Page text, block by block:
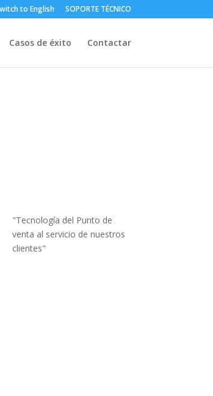
to English SOPORTE TÉCNICO
Casos de éxito Contactar
"Tecnología del Punto de
venta al servicio de nuestros
clientes"